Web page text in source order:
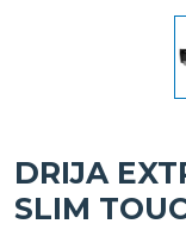
DRIJA
SLIM